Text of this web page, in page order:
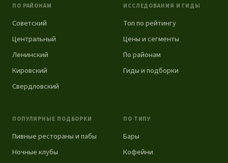
ПО РАЙОНАМ
Советский
Центральный
Ленинский
Кировский
Свердловский
ИССЛЕДОВАНИЯ И ГИДЫ
Топ по рейтингу
Цены и сегменты
По районам
Гиды и подборки
ПОПУЛЯРНЫЕ ПОДБОРКИ
Пивные рестораны и пабы
Ночные клубы
ПО ТИПУ
Бары
Кофейни